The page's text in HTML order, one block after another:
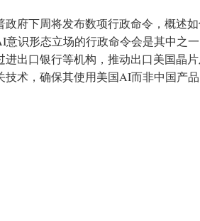
政府下周将发布数项行政命令，概述
意识形态立场的行政命令会是其中之
进出口银行等机构，推动出口美国晶
技术，确保其使用美国AI而非中国产